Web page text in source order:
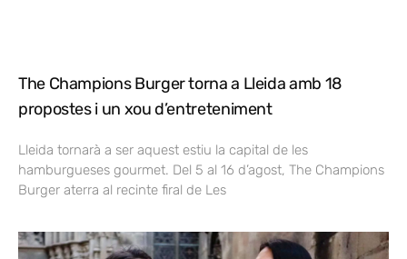
The Champions Burger torna a Lleida amb 18
propostes i un xou d’entreteniment
Lleida tornarà a ser aquest estiu la capital de les
hamburgueses gourmet. Del 5 al 16 d’agost, The Champions
Burger aterra al recinte firal de Les